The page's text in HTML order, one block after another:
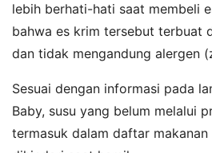
lebih berhati-hati saat membeli
bahwa es krim tersebut terbuat
dan tidak mengandung alergen
Sesuai dengan informasi pada
Baby, susu yang belum melalui
termasuk dalam daftar